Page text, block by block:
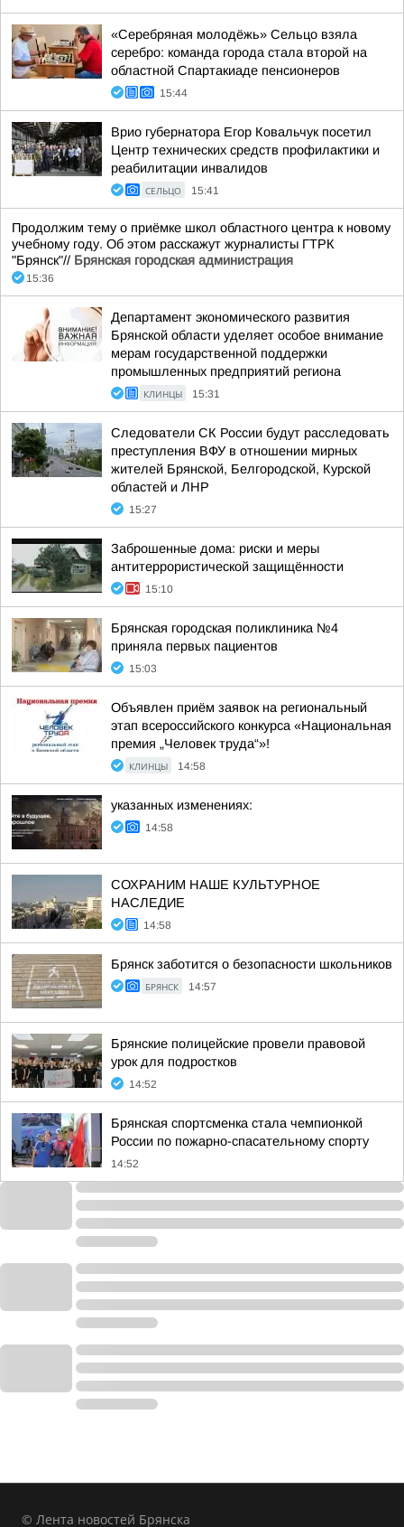
«Серебряная молодёжь» Сельцо взяла
серебро: команда города стала второй на
областной Спартакиаде пенсионеров
15:44
Врио губернатора Егор Ковальчук посетил
Центр технических средств профилактики и
реабилитации инвалидов
СЕЛЬЦО 15:41
Продолжим тему о приёмке школ областного центра к новому
учебному году. Об этом расскажут журналисты ГТРК
"Брянск"// Брянская городская администрация
15:36
Департамент экономического развития
Брянской области уделяет особое внимание
мерам государственной поддержки
промышленных предприятий региона
КЛИНЦЫ 15:31
Следователи СК России будут расследовать
преступления ВФУ в отношении мирных
жителей Брянской, Белгородской, Курской
областей и ЛНР
15:27
Заброшенные дома: риски и меры
антитеррористической защищённости
15:10
Брянская городская поликлиника №4
приняла первых пациентов
15:03
Объявлен приём заявок на региональный
этап всероссийского конкурса «Национальная
премия „Человек труда“»!
КЛИНЦЫ 14:58
указанных изменениях:
14:58
СОХРАНИМ НАШЕ КУЛЬТУРНОЕ
НАСЛЕДИЕ
14:58
Брянск заботится о безопасности школьников
БРЯНСК 14:57
Брянские полицейские провели правовой
урок для подростков
14:52
Брянская спортсменка стала чемпионкой
России по пожарно-спасательному спорту
14:52
© Лента новостей Брянска